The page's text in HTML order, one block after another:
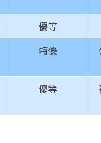
優等
特優
優等